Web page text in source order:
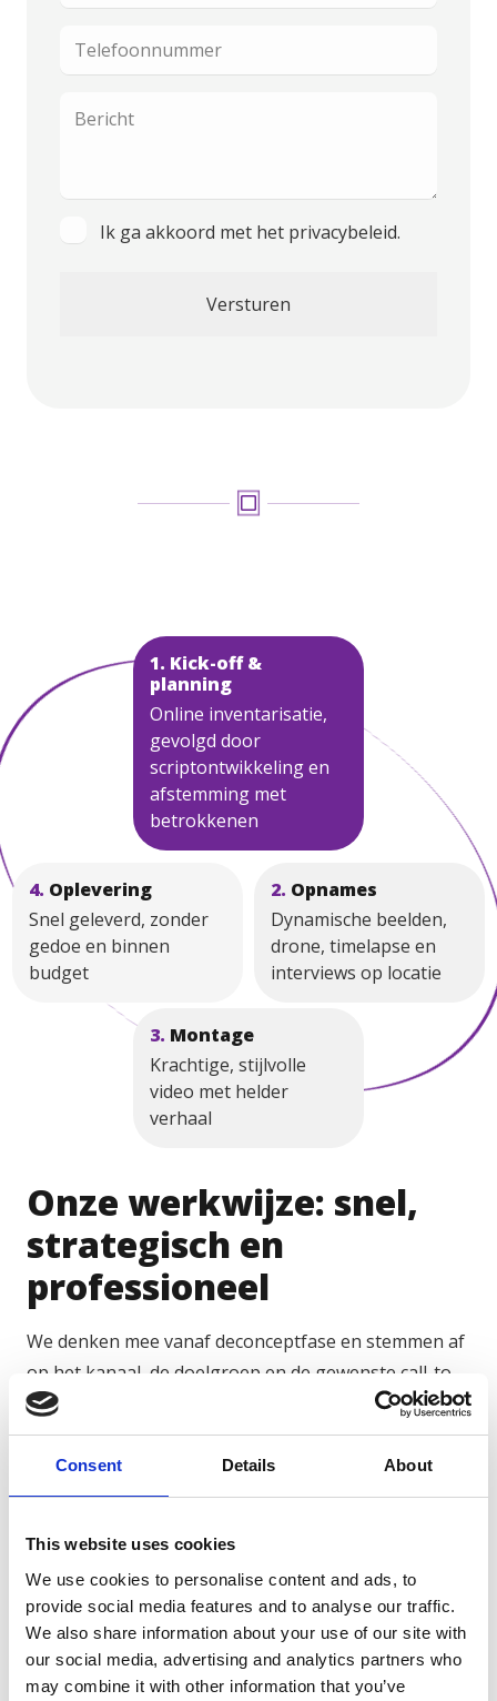
Consent Details About
This website uses cookies
We use cookies to personalise content and ads, to
provide social media features and to analyse our traffic.
We also share information about your use of our site with
our social media, advertising and analytics partners who
may combine it with other information that you’ve
Telefoonnummer
Bericht
Instemming
Ik ga akkoord met het privacybeleid.
1. Kick-off &
planning
Online inventarisatie,
gevolgd door
scriptontwikkeling en
afstemming met
betrokkenen
4. Oplevering
Snel geleverd, zonder
gedoe en binnen
budget
2. Opnames
Dynamische beelden,
drone, timelapse en
interviews op locatie
3. Montage
Krachtige, stijlvolle
video met helder
verhaal
Onze werkwijze: snel,
strategisch en
professioneel
We denken mee vanaf deconceptfase en stemmen af
op het kanaal, de doelgroep en de gewenste call-to-
action. Met onze ervaring in de technische sector
weten we precies wat werkt. Alle video’s worden
geoptimaliseerd met ondertiteling, herkenbare
openingsframes, uw huisstijl en bij voorkeur in
Voorbeelden van social content die wij produceren:
Korte teasers van projecten of producten
Clips van events, lanceringen of beurzen